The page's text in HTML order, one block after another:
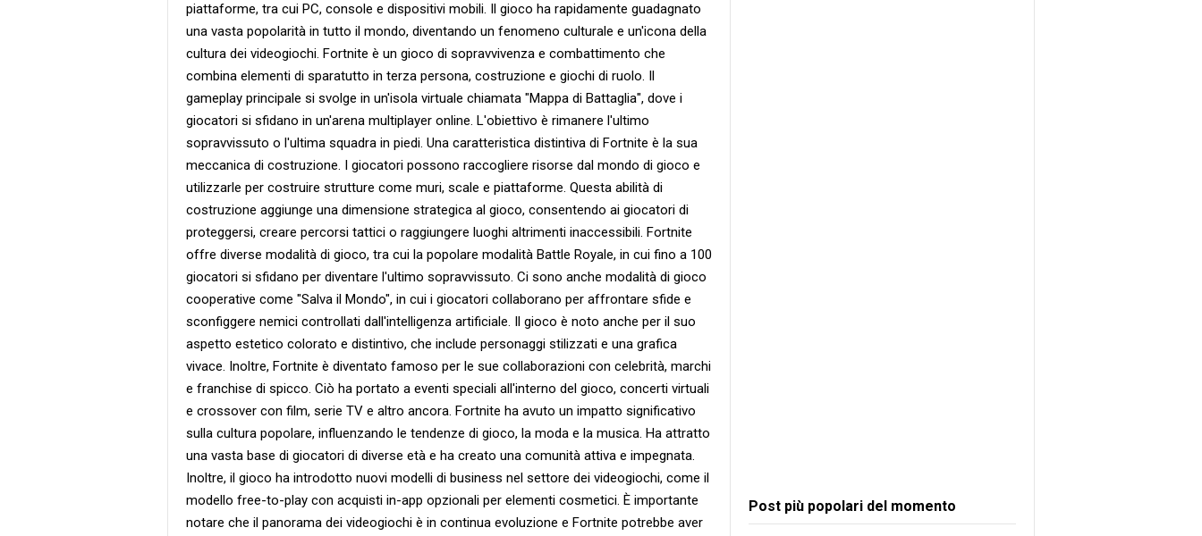
piattaforme, tra cui PC, console e dispositivi mobili. Il gioco ha rapidamente guadagnato
una vasta popolarità in tutto il mondo, diventando un fenomeno culturale e un'icona della
cultura dei videogiochi. Fortnite è un gioco di sopravvivenza e combattimento che
combina elementi di sparatutto in terza persona, costruzione e giochi di ruolo. Il
gameplay principale si svolge in un'isola virtuale chiamata "Mappa di Battaglia", dove i
giocatori si sfidano in un'arena multiplayer online. L'obiettivo è rimanere l'ultimo
sopravvissuto o l'ultima squadra in piedi. Una caratteristica distintiva di Fortnite è la sua
meccanica di costruzione. I giocatori possono raccogliere risorse dal mondo di gioco e
utilizzarle per costruire strutture come muri, scale e piattaforme. Questa abilità di
costruzione aggiunge una dimensione strategica al gioco, consentendo ai giocatori di
proteggersi, creare percorsi tattici o raggiungere luoghi altrimenti inaccessibili. Fortnite
offre diverse modalità di gioco, tra cui la popolare modalità Battle Royale, in cui fino a 100
giocatori si sfidano per diventare l'ultimo sopravvissuto. Ci sono anche modalità di gioco
cooperative come "Salva il Mondo", in cui i giocatori collaborano per affrontare sfide e
sconfiggere nemici controllati dall'intelligenza artificiale. Il gioco è noto anche per il suo
aspetto estetico colorato e distintivo, che include personaggi stilizzati e una grafica
vivace. Inoltre, Fortnite è diventato famoso per le sue collaborazioni con celebrità, marchi
e franchise di spicco. Ciò ha portato a eventi speciali all'interno del gioco, concerti virtuali
e crossover con film, serie TV e altro ancora. Fortnite ha avuto un impatto significativo
sulla cultura popolare, influenzando le tendenze di gioco, la moda e la musica. Ha attratto
una vasta base di giocatori di diverse età e ha creato una comunità attiva e impegnata.
Inoltre, il gioco ha introdotto nuovi modelli di business nel settore dei videogiochi, come il
modello free-to-play con acquisti in-app opzionali per elementi cosmetici. È importante
notare che il panorama dei videogiochi è in continua evoluzione e Fortnite potrebbe aver
Post più popolari del momento